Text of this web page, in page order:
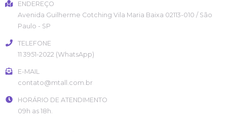
ENDEREÇO
Avenida Guilherme Cotching Vila Maria Baixa 02113-010 / São
Paulo - SP
TELEFONE
11 3951-2022 (WhatsApp)
E-MAIL
contato@mtall.com.br
HORÁRIO DE ATENDIMENTO
09h as 18h.